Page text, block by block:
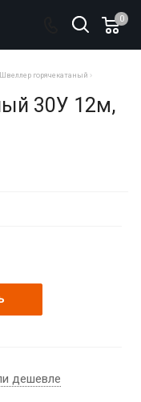
0
Швеллер горячекатаный
30У 12м,
дешевле